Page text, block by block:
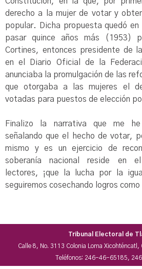
derecho a la mujer de votar y
popular. Dicha propuesta quedó
pasar quince años más (1953)
Cortines, entonces presidente de
en el Diario Oficial de la
anunciaba la promulgación de las
que otorgaba a las mujeres el
votadas para puestos de elección
Finalizo la narrativa que me
señalando que el hecho de votar,
mismo y es un ejercicio de
soberanía nacional reside en
lectores, ¡que la lucha por la
seguiremos cosechando logros
Tribunal Electoral de
Calle 8, No. 3113 Colonia Loma
Teléfonos: 246-46-65185,